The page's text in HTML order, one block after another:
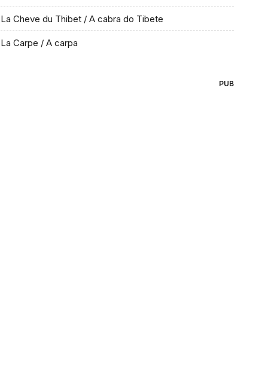
La Cheve du Thibet / A cabra do Tibete
La Carpe / A carpa
PUB